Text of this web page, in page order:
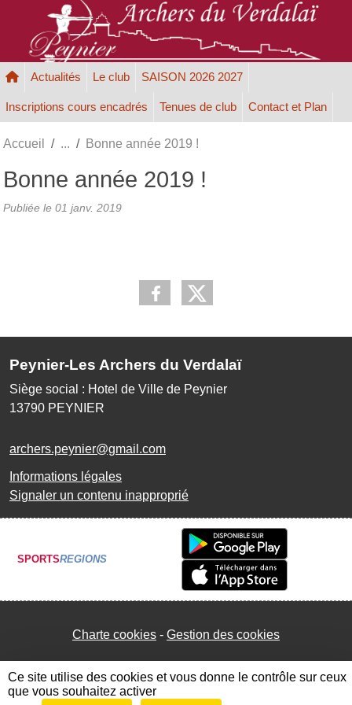
Actualités Le club SAISON 2026 2027
Inscriptions cours encadrés Tenues de club Contact et Plan
Accueil Bonne année 2019 !
Bonne année 2019 !
Publiée le 01 janv. 2019
Peynier-Les Archers du Verdalaï
Siège social : Hotel de Ville de Peynier
13790 PEYNIER
archers.peynier@gmail.com
Informations légales
Signaler un contenu inapproprié
SPORTSREGIONS
Charte cookies Gestion des cookies
Panneau de gestion des cookies
Ce site utilise des cookies et vous donne le contrôle sur ceux
que vous souhaitez activer